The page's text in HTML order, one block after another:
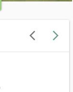
arrow_back_ios arrow_forward_ios